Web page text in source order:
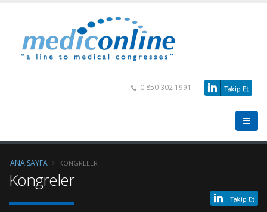
0 850 302 1991
ANA SAYFA KONGRELER
Kongreler